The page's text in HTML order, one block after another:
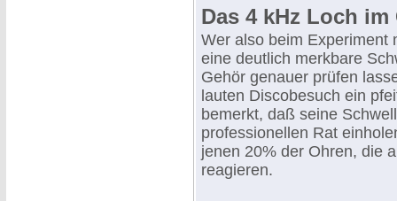
Das 4 kHz Loch im
Wer also beim Experiment
eine deutlich merkbare
Gehör genauer prüfen
lauten Discobesuch ein
bemerkt, daß seine
professionellen Rat
jenen 20% der Ohren, die
reagieren.